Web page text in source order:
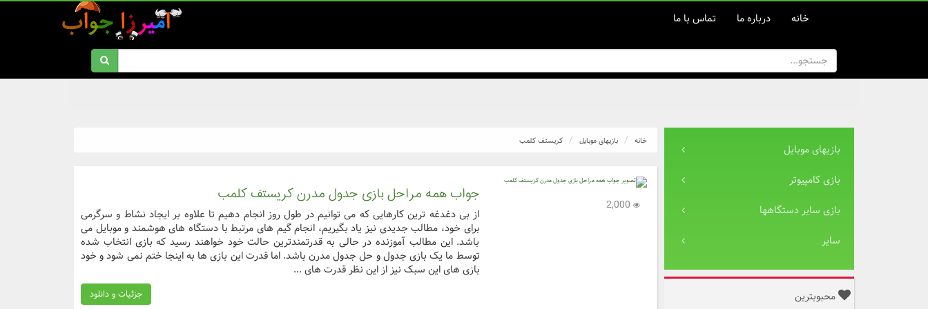
خانه درباره ما تماس با ما
بازیهای موبایل
بازی کامپیوتر
بازی سایر دستگاهها
سایر
محبوبترین
خانه بازیهای موبایل کریستف کلمب
جواب همه مراحل بازی جدول مدرن کریستف کلمب
از بی دغدغه ترین کارهایی که می توانیم در طول روز انجام دهیم تا علاوه بر ایجاد نشاط و سرگرمی
برای خود، مطالب جدیدی نیز یاد بگیریم، انجام گیم های مرتبط با دستگاه های هوشمند و موبایل می
باشد. این مطالب آموزنده در حالی به قدرتمندترین حالت خود خواهند رسید که بازی انتخاب شده
توسط ما یک بازی جدول و حل جدول مدرن باشد. اما قدرت این بازی ها به اینجا ختم نمی شود و خود
بازی های این سبک نیز از این نظر قدرت های ...
جزئیات و دانلود